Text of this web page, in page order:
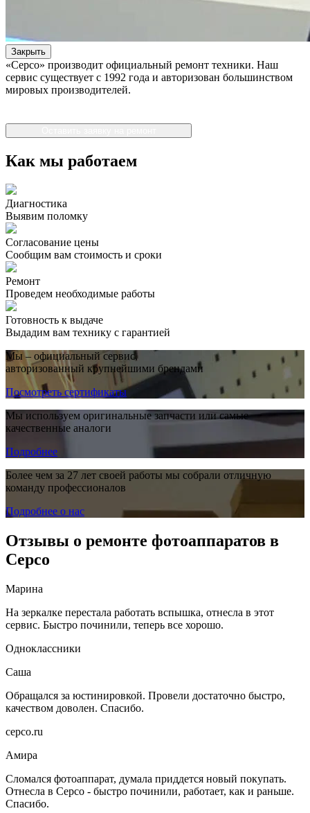
Закрыть
«Серсо» производит официальный ремонт техники. Наш
сервис существует с 1992 года и авторизован большинством
мировых производителей.
Как мы работаем
Диагностика
Выявим поломку
Согласование цены
Сообщим вам стоимость и сроки
Ремонт
Проведем необходимые работы
Готовность к выдаче
Выдадим вам технику с гарантией
Мы – официальный сервис,
авторизованный крупнейшими брендами
Посмотреть сертификаты
Мы используем оригинальные запчасти или самые
качественные аналоги
Подробнее
Более чем за 27 лет своей работы мы собрали отличную
команду профессионалов
Подробнее о нас
Отзывы о ремонте фотоаппаратов в
Серсо
Марина
На зеркалке перестала работать вспышка, отнесла в этот
сервис. Быстро починили, теперь все хорошо.
Одноклассники
Саша
Обращался за юстинировкой. Провели достаточно быстро,
качеством доволен. Спасибо.
серсо.ru
Амира
Сломался фотоаппарат, думала приддется новый покупать.
Отнесла в Серсо - быстро починили, работает, как и раньше.
Спасибо.